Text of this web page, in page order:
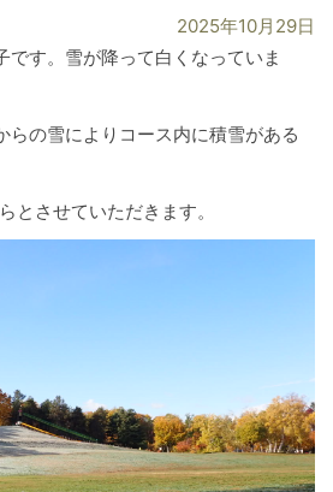
2025年10月29日
です。雪が降って白くなっていま
らの雪によりコース内に積雪がある
とさせていただきます。